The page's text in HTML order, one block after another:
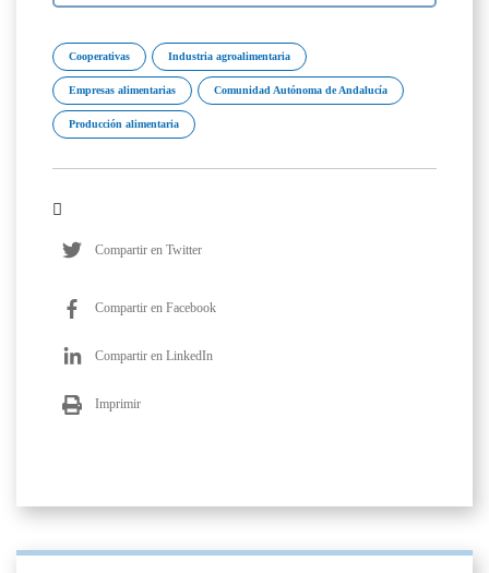
Cooperativas Industria agroalimentaria
Empresas alimentarias Comunidad Autónoma de Andalucía
Producción alimentaria
Compartir en Twitter
Compartir en Facebook
Compartir en LinkedIn
Imprimir